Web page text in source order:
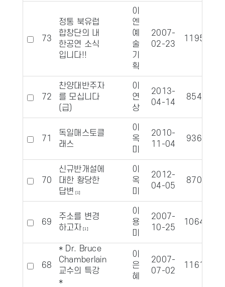
73
정통 북유럽
합창단의 내
한공연 소식
입니다!!
이
엔
예
술
기
획
2007-
02-23
11954
72
찬양대반주자
를 모십니다
(급)
이
연
상
2013-
04-14
8542
71
독일매스토클
래스
이
옥
미
2010-
11-04
9364
70
신규반개설에
대한 황당한
답변 [1]
이
옥
미
2012-
04-05
8707
69
주소를 변경
하고자 [1]
이
용
미
2007-
10-25
10643
68
* Dr. Bruce
Chamberlain
교수의 특강
*
이
은
혜
2007-
07-02
11613